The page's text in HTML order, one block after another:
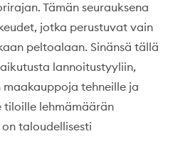
Tämän seurauksena
jotka perustuvat vain
peltoalaan. Sinänsä tällä
lannoitustyyliin,
tehneille ja
tiloille lehmämäärän
taloudellisesti